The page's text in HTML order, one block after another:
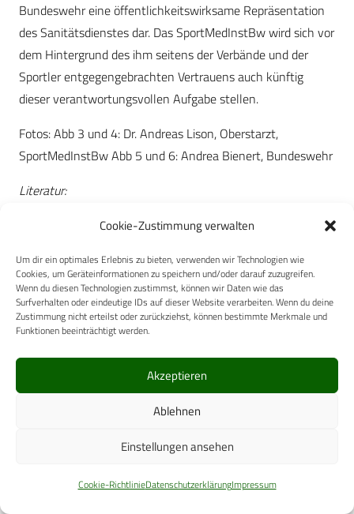
Cookie-Zustimmung verwalten
Um dir ein optimales Erlebnis zu bieten, verwenden wir Technologien wie
Cookies, um Geräteinformationen zu speichern und/oder darauf zuzugreifen.
Wenn du diesen Technologien zustimmst, können wir Daten wie das
Surfverhalten oder eindeutige IDs auf dieser Website verarbeiten. Wenn du deine
Zustimmung nicht erteilst oder zurückziehst, können bestimmte Merkmale und
Funktionen beeinträchtigt werden.
Akzeptieren
Ablehnen
Einstellungen ansehen
Cookie-RichtlinieDatenschutzerklärungImpressum
Bundeswehr eine öffentlichkeitswirksame Repräsentation
des Sanitätsdienstes dar. Das SportMedInstBw wird sich vor
dem Hintergrund des ihm seitens der Verbände und der
Sportler entgegengebrachten Vertrauens auch künftig
dieser verantwortungsvollen Aufgabe stellen.
Fotos: Abb 3 und 4: Dr. Andreas Lison, Oberstarzt,
SportMedInstBw Abb 5 und 6: Andrea Bienert, Bundeswehr
Literatur:
VMBl 2011, Nr. 2 S. 27
Kindermann W: Peking 2008 – auch eine
medizinische Herausforderung. Dtsch Z Sport Med
2008; 59: 134-135
Wolfart B, Engelhardt M, Eder K, Kindermann W:
Spielen 2008. Leistungssport 1/2009, 21-24
Wehrmedizinische Monatsschrift 2011/11
Wehrmedizinische Monatsschrift 2011/11